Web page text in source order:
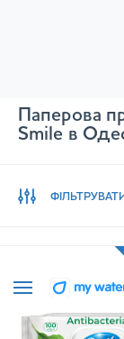
Паперова
Smile в